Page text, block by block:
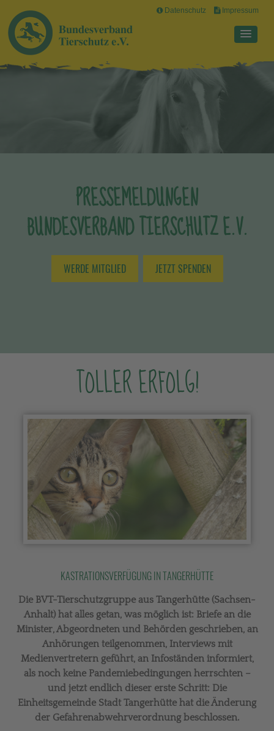
Datenschutz Impressum
PRESSEMELDUNGEN
BUNDESVERBAND TIERSCHUTZ E.V.
WERDE MITGLIED JETZT SPENDEN
TOLLER ERFOLG!
KASTRATIONSVERFÜGUNG IN TANGERHÜTTE
Die BVT-Tierschutzgruppe aus Tangerhütte (Sachsen-
Anhalt) hat alles getan, was möglich ist: Briefe an die
Minister, Abgeordneten und Behörden geschrieben, an
Anhörungen teilgenommen, Interviews mit
Medienvertretern geführt, an Infoständen informiert,
als noch keine Pandemiebedingungen herrschten –
und jetzt endlich dieser erste Schritt: Die
Einheitsgemeinde Stadt Tangerhütte hat die Änderung
der Gefahrenabwehrverordnung beschlossen.